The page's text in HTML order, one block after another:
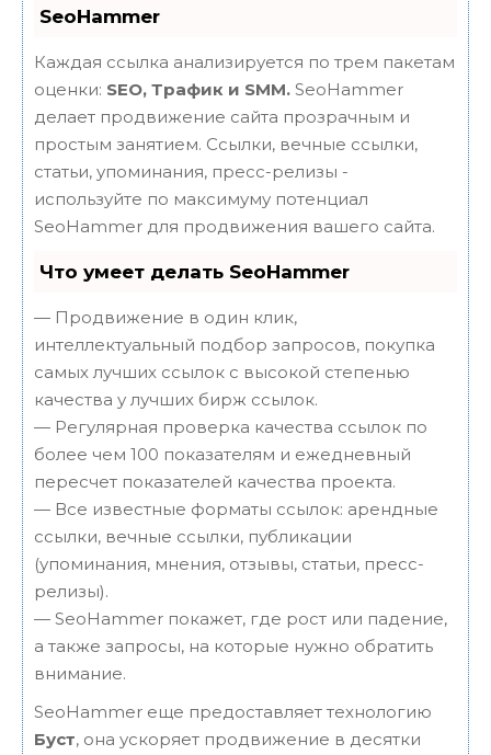
SeoHammer
Каждая ссылка анализируется по трем пакетам
оценки: SEO, Трафик и SMM. SeoHammer
делает продвижение сайта прозрачным и
простым занятием. Ссылки, вечные ссылки,
статьи, упоминания, пресс-релизы -
используйте по максимуму потенциал
SeoHammer для продвижения вашего сайта.
Что умеет делать SeoHammer
— Продвижение в один клик,
интеллектуальный подбор запросов, покупка
самых лучших ссылок с высокой степенью
качества у лучших бирж ссылок.
— Регулярная проверка качества ссылок по
более чем 100 показателям и ежедневный
пересчет показателей качества проекта.
— Все известные форматы ссылок: арендные
ссылки, вечные ссылки, публикации
(упоминания, мнения, отзывы, статьи, пресс-
релизы).
— SeoHammer покажет, где рост или падение,
а также запросы, на которые нужно обратить
внимание.
SeoHammer еще предоставляет технологию
Буст, она ускоряет продвижение в десятки